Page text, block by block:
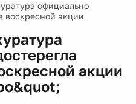
официально
воскресной акции
акции